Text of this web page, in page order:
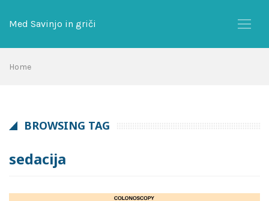
Med Savinjo in griči
Home
BROWSING TAG
sedacija